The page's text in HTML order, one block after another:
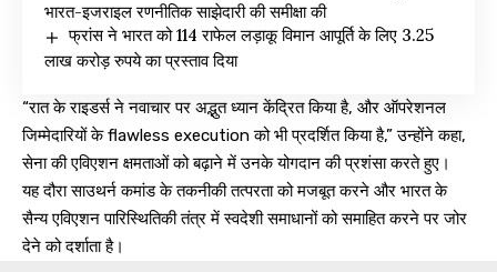
भारत-इजराइल रणनीतिक साझेदारी की समीक्षा की
फ्रांस ने भारत को 114 राफेल लड़ाकू विमान आपूर्ति के लिए 3.25
लाख करोड़ रुपये का प्रस्ताव दिया
“रात के राइडर्स ने नवाचार पर अद्भुत ध्यान केंद्रित किया है, और ऑपरेशनल
जिम्मेदारियों के flawless execution को भी प्रदर्शित किया है,” उन्होंने कहा,
सेना की एविएशन क्षमताओं को बढ़ाने में उनके योगदान की प्रशंसा करते हुए।
यह दौरा साउथर्न कमांड के तकनीकी तत्परता को मजबूत करने और भारत के
सैन्य एविएशन पारिस्थितिकी तंत्र में स्वदेशी समाधानों को समाहित करने पर जोर
देने को दर्शाता है।